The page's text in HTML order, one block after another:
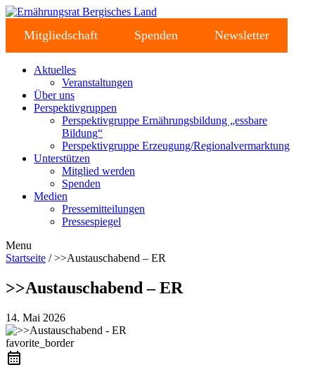
Mitgliedschaft Spenden Newsletter
Aktuelles
Veranstaltungen
Über uns
Perspektivgruppen
Perspektivgruppe Ernährungsbildung „essbare
Bildung“
Perspektivgruppe Erzeugung/Regionalvermarktung
Unterstützen
Mitglied werden
Spenden
Medien
Pressemitteilungen
Pressespiegel
Menu
Startseite / >>Austauschabend – ER
>>Austauschabend – ER
14. Mai 2026
favorite_border